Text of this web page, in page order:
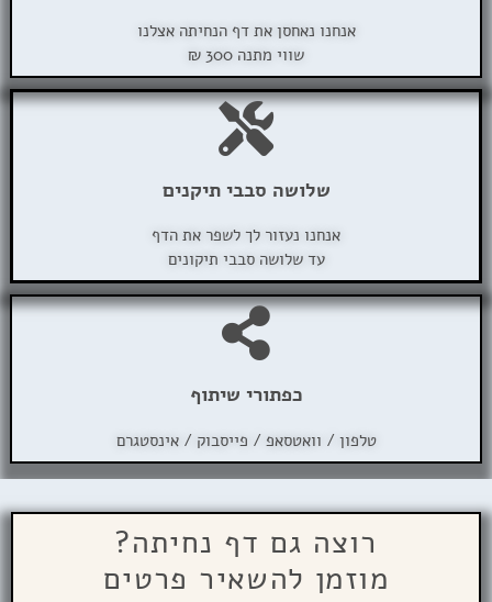
אנחנו נאחסן את דף הנחיתה אצלנו
שווי מתנה 300 ₪
שלושה סבבי תיקנים
אנחנו נעזור לך לשפר את הדף
עד שלושה סבבי תיקונים
כפתורי שיתוף
טלפון / וואטסאפ / פייסבוק / אינסטגרם
רוצה גם דף נחיתה?
מוזמן להשאיר פרטים